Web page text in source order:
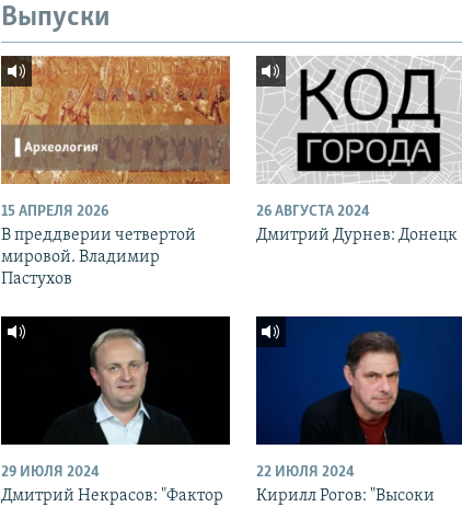
Выпуски
15 АПРЕЛЯ 2026
В преддверии четвертой
мировой. Владимир
Пастухов
26 АВГУСТА 2024
Дмитрий Дурнев: Донецк
29 ИЮЛЯ 2024
Дмитрий Некрасов: "Фактор
22 ИЮЛЯ 2024
Кирилл Рогов: "Высоки